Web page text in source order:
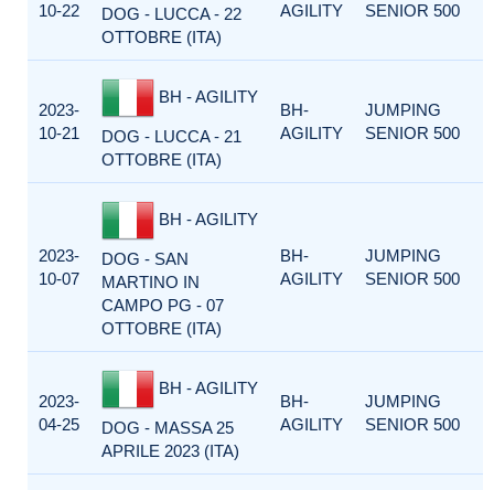
10-22
DOG - LUCCA - 22
OTTOBRE (ITA)
AGILITY
SENIOR 500
2023-
10-21
BH - AGILITY
DOG - LUCCA - 21
OTTOBRE (ITA)
BH-
AGILITY
JUMPING
SENIOR 500
2023-
10-07
BH - AGILITY
DOG - SAN
MARTINO IN
CAMPO PG - 07
OTTOBRE (ITA)
BH-
AGILITY
JUMPING
SENIOR 500
2023-
04-25
BH - AGILITY
DOG - MASSA 25
APRILE 2023 (ITA)
BH-
AGILITY
JUMPING
SENIOR 500